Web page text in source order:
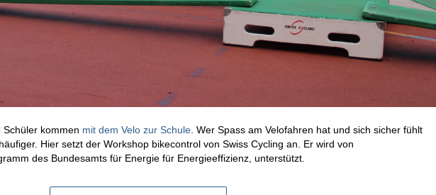
kommen mit dem Velo zur Schule. Wer Spass am Velofahren hat und sich sicher fühlt
Hier setzt der Workshop bikecontrol von Swiss Cycling an. Er wird von
des Bundesamts für Energie für Energieeffizienz, unterstützt.